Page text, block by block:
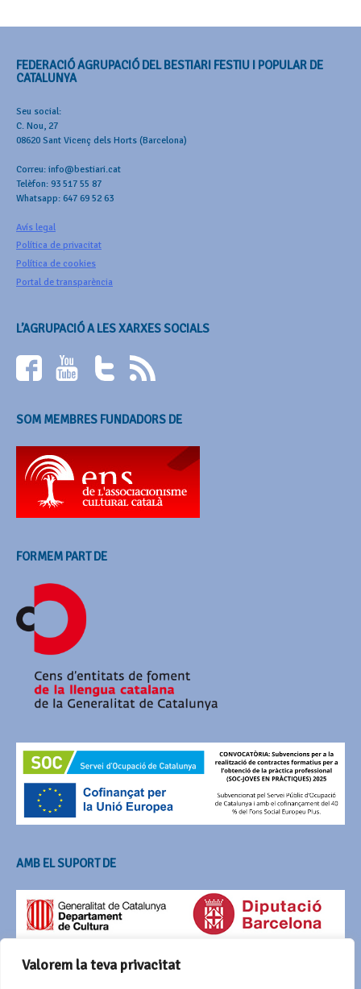
Valorem la teva privacitat
FEDERACIÓ AGRUPACIÓ DEL BESTIARI FESTIU I POPULAR DE
CATALUNYA
Seu social:
C. Nou, 27
08620 Sant Vicenç dels Horts (Barcelona)
Correu: info@bestiari.cat
Telèfon: 93 517 55 87
Whatsapp: 647 69 52 63
Avís legal
Política de privacitat
Política de cookies
Portal de transparència
L’AGRUPACIÓ A LES XARXES SOCIALS
SOM MEMBRES FUNDADORS DE
FORMEM PART DE
AMB EL SUPORT DE